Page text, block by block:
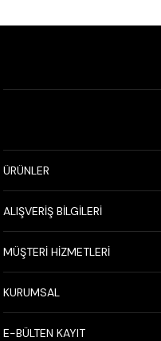
ÜRÜNLER
ALIŞVERİŞ BİLGİLERİ
MÜŞTERİ HİZMETLERİ
KURUMSAL
E-BÜLTEN KAYIT